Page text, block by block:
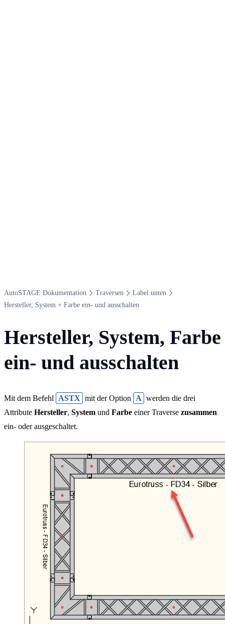
Auto​STAGE Dokumentation Traversen
Label unten
Hersteller, System + Farbe ein- und ausschalten
Hersteller, System, Farbe
ein- und ausschalten
Mit dem Befehl ASTX mit der Option A werden die drei
Attribute Hersteller, System und Farbe einer Traverse zusammen
ein- oder ausgeschaltet.